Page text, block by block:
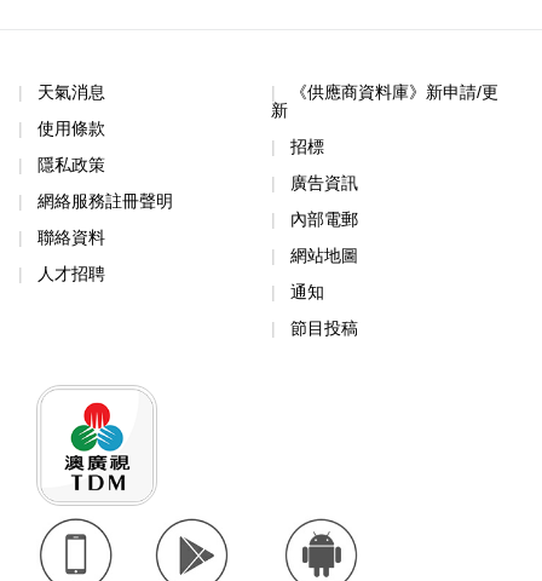
天氣消息
使用條款
隱私政策
網絡服務註冊聲明
聯絡資料
人才招聘
《供應商資料庫》新申請/更
新
招標
廣告資訊
內部電郵
網站地圖
通知
節目投稿